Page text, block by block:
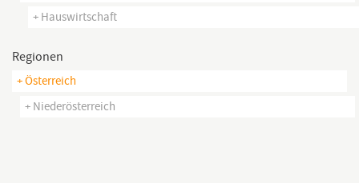
+ Hauswirtschaft
Regionen
+ Österreich
+ Niederösterreich